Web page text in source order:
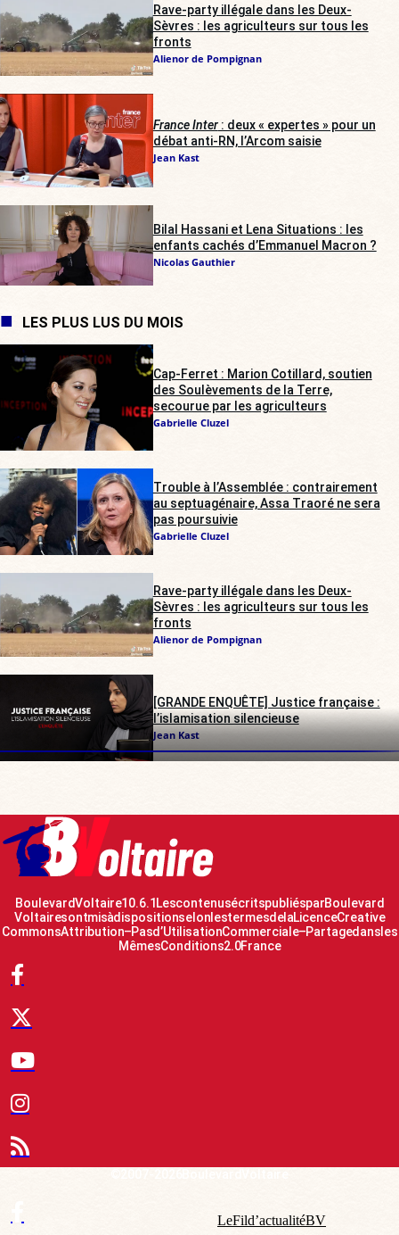
Rave-party illégale dans les Deux-
Sèvres : les agriculteurs sur tous les
fronts
Alienor de Pompignan
France Inter: deux « expertes » pour un
débat anti-RN, l’Arcom saisie
Jean Kast
Bilal Hassani et Lena Situations : les
enfants cachés d’Emmanuel Macron ?
Nicolas Gauthier
LES PLUS LUS DU MOIS
Cap-Ferret : Marion Cotillard, soutien
des Soulèvements de la Terre,
secourue par les agriculteurs
Gabrielle Cluzel
Trouble à l’Assemblée : contrairement
au septuagénaire, Assa Traoré ne sera
pas poursuivie
Gabrielle Cluzel
Rave-party illégale dans les Deux-
Sèvres : les agriculteurs sur tous les
fronts
Alienor de Pompignan
[GRANDE ENQUÊTE] Justice française :
l’islamisation silencieuse
Jean Kast
Boulevard Voltaire 10.6.1 Les contenus écrits publiés par Boulevard
Voltaire sont mis à disposition selon les termes de la Licence Creative
Commons Attribution – Pas d’Utilisation Commerciale – Partage dans les
Mêmes Conditions 2.0 France
Le Fil d’actualité BV